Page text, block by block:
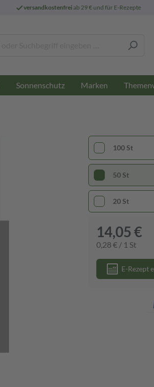
versandkostenfreiab 29 € und für E-Rezepte
Sonnenschutz Marken
100 St
50 St
20 St
14,05 €
0,28 € / 1 St
E-Rezept